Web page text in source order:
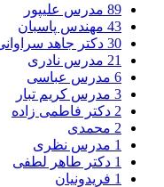
89 مدرس علیپور
43 مهندس پاسبان
30 دکتر جاهد
21 مدرس نادری
6 مدرس عباسی
3 مدرس کریم تبار
2 دکتر فاطمی زاده
2 محمدی
1 مدرس نظری
1 دکتر طاهر لطفی
1 فریدونیان